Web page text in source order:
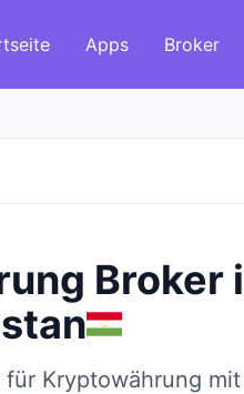
Apps Broker
Broker
Kryptowährung